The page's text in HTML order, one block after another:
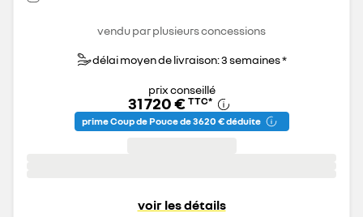
vendu par plusieurs concessions
délai moyen de livraison: 3 semaines *
prix conseillé
31 720 € TTC*
prime Coup de Pouce de 3 620 € déduite
voir les détails